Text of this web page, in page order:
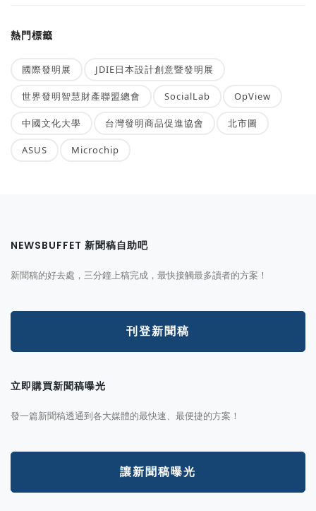
熱門標籤
國際發明展 JDIE日本設計創意暨發明展
世界發明智慧財產聯盟總會 SocialLab OpView
中國文化大學 台灣發明商品促進協會 北市圖
ASUS Microchip
NEWSBUFFET 新聞稿自助吧
新聞稿的好去處，三分鐘上稿完成，最快接觸最多讀者的方案！
刊登新聞稿
立即購買新聞稿曝光
發一篇新聞稿透通到各大媒體的最快速、最便捷的方案！
讓新聞稿曝光